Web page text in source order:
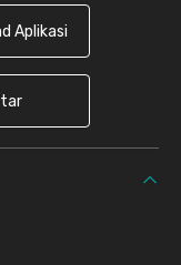
Aplikasi